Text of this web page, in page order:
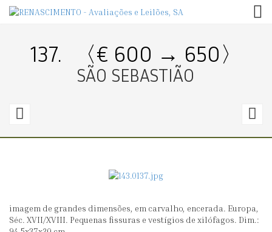
137. 〈€ 600 → 650〉
SÃO SEBASTIÃO
〈€
OLIFANTE
imagem de grandes dimensões, em carvalho, encerada. Europa,
Séc. XVII/XVIII. Pequenas fissuras e vestígios de xilófagos. Dim.: